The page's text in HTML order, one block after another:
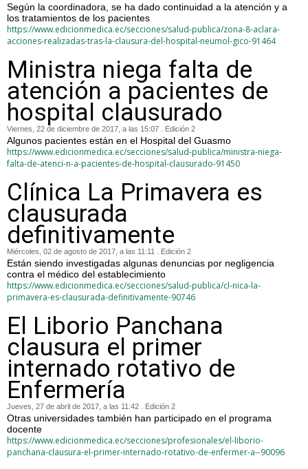
Según la coordinadora, se ha dado continuidad a la atención y a
los tratamientos de los pacientes
https://www.edicionmedica.ec/secciones/salud-publica/zona-8-aclara-
acciones-realizadas-tras-la-clausura-del-hospital-neumol-gico-91464
Ministra niega falta de
atención a pacientes de
hospital clausurado
Viernes, 22 de diciembre de 2017, a las 15:07 . Edición 2
Algunos pacientes están en el Hospital del Guasmo
https://www.edicionmedica.ec/secciones/salud-publica/ministra-niega-
falta-de-atenci-n-a-pacientes-de-hospital-clausurado-91450
Clínica La Primavera es
clausurada
definitivamente
Miércoles, 02 de agosto de 2017, a las 11:11 . Edición 2
Están siendo investigadas algunas denuncias por negligencia
contra el médico del establecimiento
https://www.edicionmedica.ec/secciones/salud-publica/cl-nica-la-
primavera-es-clausurada-definitivamente-90746
El Liborio Panchana
clausura el primer
internado rotativo de
Enfermería
Jueves, 27 de abril de 2017, a las 11:42 . Edición 2
Otras universidades también han participado en el programa
docente
https://www.edicionmedica.ec/secciones/profesionales/el-liborio-
panchana-clausura-el-primer-internado-rotativo-de-enfermer-a--90096